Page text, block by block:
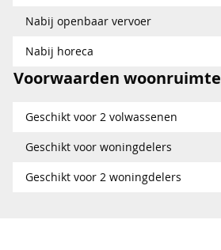
Nabij openbaar vervoer
Nabij horeca
Voorwaarden woonruimte
Geschikt voor 2 volwassenen
Geschikt voor woningdelers
Geschikt voor 2 woningdelers